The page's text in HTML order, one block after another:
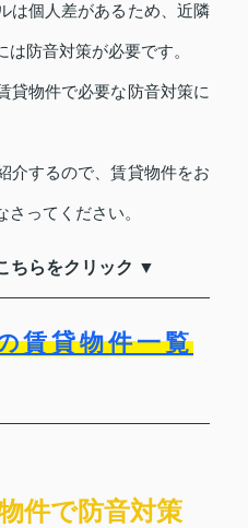
は個人差があるため、近隣
防音対策が必要です。
貸物件で必要な防音対策に
介するので、賃貸物件をお
ってください。
ちらをクリック ▼
賃貸物件一覧
件で防音対策